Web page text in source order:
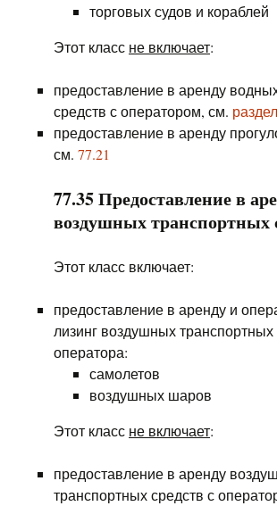
торговых судов и кораблей
Этот класс не включает:
предоставление в аренду
средств с оператором, см.
предоставление в аренду
см. 77.21
77.35 Предоставление в
воздушных транспортных
Этот класс включает:
предоставление в аренду и
лизинг воздушных транспортных
оператора:
самолетов
воздушных шаров
Этот класс не включает:
предоставление в аренду
транспортных средств с